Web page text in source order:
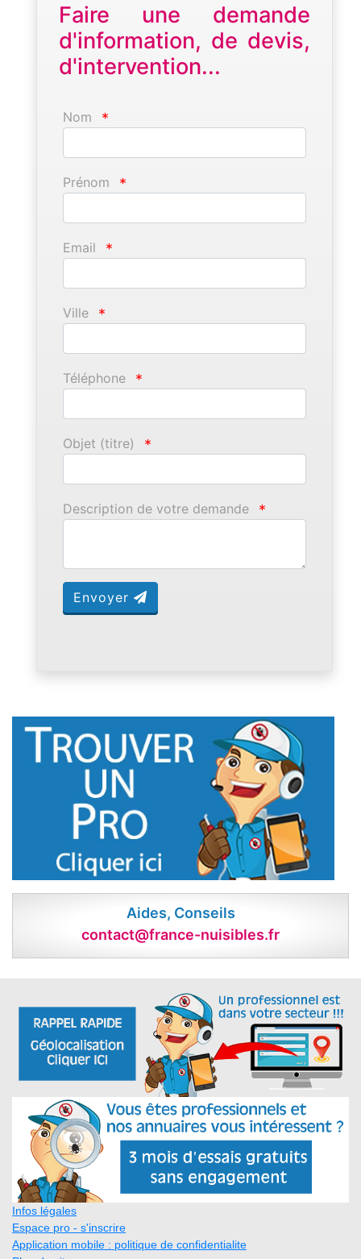
Faire une demande
d'information, de devis,
d'intervention...
Nom *
Prénom *
Email *
Ville *
Téléphone *
Objet (titre) *
Description de votre demande *
Envoyer
Aides, Conseils
contact@france-nuisibles.fr
Infos légales
Espace pro - s'inscrire
Application mobile : politique de confidentialite